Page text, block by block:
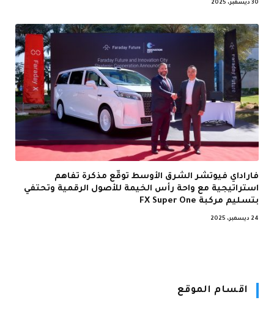
30 ديسمبر، 2025
فاراداي فيوتشر الشرق الأوسط توقّع مذكرة تفاهم
استراتيجية مع واحة رأس الخيمة للأصول الرقمية وتحتفي
بتسليم مركبة FX Super One
24 ديسمبر، 2025
اقسام الموقع